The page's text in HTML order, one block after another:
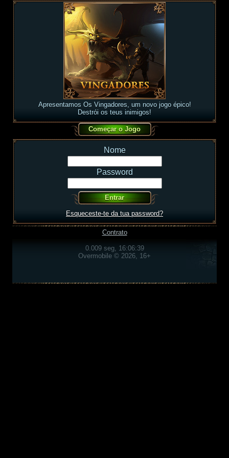
Apresentamos Os Vingadores, um novo jogo épico!
Destrói os teus inimigos!
Nome
Password
Esqueceste-te da tua password?
Contrato
0.009 seg, 16:06:39
Overmobile © 2026, 16+